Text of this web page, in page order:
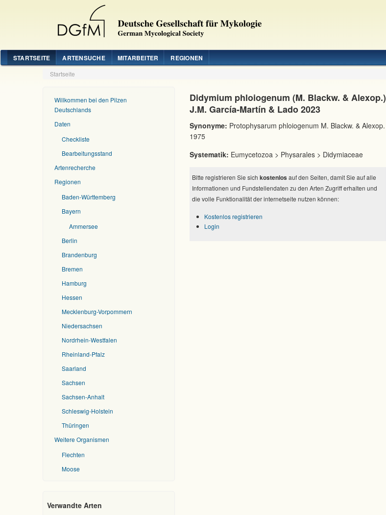
STARTSEITE ARTENSUCHE MITARBEITER REGIONEN
Startseite
Willkommen bei den Pilzen
Deutschlands
Daten
Checkliste
Bearbeitungsstand
Artenrecherche
Regionen
Baden-Württemberg
Bayern
Ammersee
Berlin
Brandenburg
Bremen
Hamburg
Hessen
Mecklenburg-Vorpommern
Niedersachsen
Nordrhein-Westfalen
Rheinland-Pfalz
Saarland
Sachsen
Sachsen-Anhalt
Schleswig-Holstein
Thüringen
Weitere Organismen
Flechten
Moose
Verwandte Arten
Didymium phloiogenum (M. Blackw. & Alexop.)
J.M. García-Martín & Lado 2023
Synonyme: Protophysarum phloiogenum M. Blackw. & Alexop.
1975
Systematik: Eumycetozoa > Physarales > Didymiaceae
Bitte registrieren Sie sich kostenlos auf den Seiten, damit Sie auf alle
Informationen und Fundstellendaten zu den Arten Zugriff erhalten und
die volle Funktionalität der internetseite nutzen können:
Kostenlos registrieren
Login